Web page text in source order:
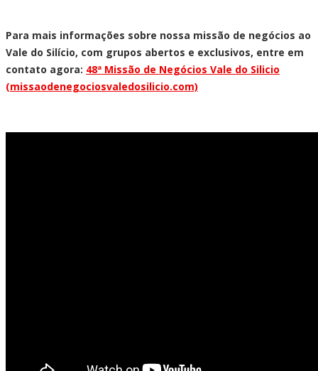
Para mais informações sobre nossa missão de negócios ao
Vale do Silício, com grupos abertos e exclusivos, entre em
contato agora: 48ª Missão de Negócios Vale do Silicio
(missaodenegociosvaledosilicio.com)